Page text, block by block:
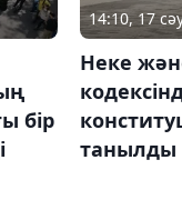
бір
14:10, 17
Неке
танылды